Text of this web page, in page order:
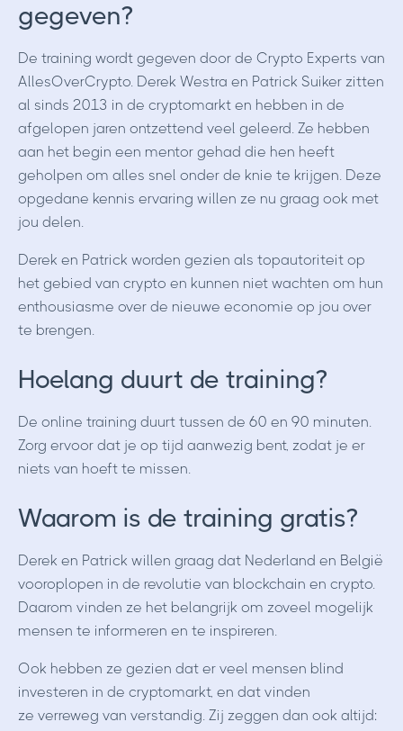
gegeven?
De training wordt gegeven door de Crypto Experts van
AllesOverCrypto. Derek Westra en Patrick Suiker zitten
al sinds 2013 in de cryptomarkt en hebben in de
afgelopen jaren ontzettend veel geleerd. Ze hebben
aan het begin een mentor gehad die hen heeft
geholpen om alles snel onder de knie te krijgen. Deze
opgedane kennis ervaring willen ze nu graag ook met
jou delen.
Derek en Patrick worden gezien als topautoriteit op
het gebied van crypto en kunnen niet wachten om hun
enthousiasme over de nieuwe economie op jou over
te brengen.
Hoelang duurt de training?
De online training duurt tussen de 60 en 90 minuten.
Zorg ervoor dat je op tijd aanwezig bent, zodat je er
niets van hoeft te missen.
Waarom is de training gratis?
Derek en Patrick willen graag dat Nederland en België
vooroplopen in de revolutie van blockchain en crypto.
Daarom vinden ze het belangrijk om zoveel mogelijk
mensen te informeren en te inspireren.
Ook hebben ze gezien dat er veel mensen blind
investeren in de cryptomarkt, en dat vinden
ze verreweg van verstandig. Zij zeggen dan ook altijd: